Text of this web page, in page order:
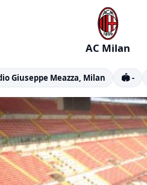
AC Milan
Giuseppe Meazza, Milan 🏟️ -